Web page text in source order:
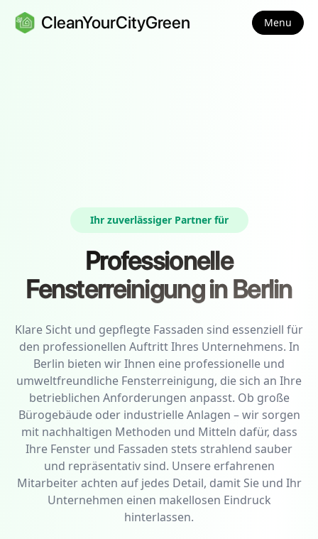
CleanYourCityGreen Menu
Ihr zuverlässiger Partner für
Professionelle
Fensterreinigung in Berlin
Klare Sicht und gepflegte Fassaden sind essenziell für
den professionellen Auftritt Ihres Unternehmens. In
Berlin bieten wir Ihnen eine professionelle und
umweltfreundliche Fensterreinigung, die sich an Ihre
betrieblichen Anforderungen anpasst. Ob große
Bürogebäude oder industrielle Anlagen – wir sorgen
mit nachhaltigen Methoden und Mitteln dafür, dass
Ihre Fenster und Fassaden stets strahlend sauber
und repräsentativ sind. Unsere erfahrenen
Mitarbeiter achten auf jedes Detail, damit Sie und Ihr
Unternehmen einen makellosen Eindruck
hinterlassen.